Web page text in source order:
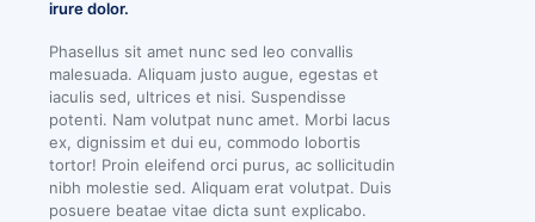
irure dolor.
Phasellus sit amet nunc sed leo convallis
malesuada. Aliquam justo augue, egestas et
iaculis sed, ultrices et nisi. Suspendisse
potenti. Nam volutpat nunc amet. Morbi lacus
ex, dignissim et dui eu, commodo lobortis
tortor! Proin eleifend orci purus, ac sollicitudin
nibh molestie sed. Aliquam erat volutpat. Duis
posuere beatae vitae dicta sunt explicabo.